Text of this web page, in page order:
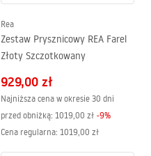
Rea
Zestaw Prysznicowy REA Farel
Złoty Szczotkowany
929,00 zł
Najniższa cena w okresie 30 dni
przed obniżką: 1019,00 zł -9%
Cena regularna: 1019,00 zł